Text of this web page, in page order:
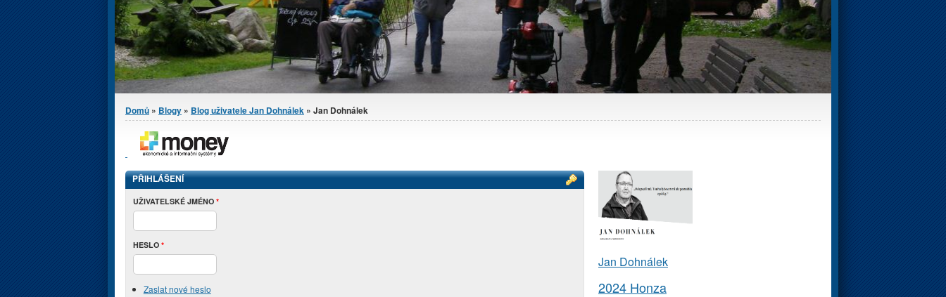
Jste zde
Domů » Blogy » Blog uživatele Jan Dohnálek » Jan Dohnálek
PŘIHLÁŠENÍ
UŽIVATELSKÉ JMÉNO *
HESLO *
Zaslat nové heslo
Jan Dohnálek
2024 Honza